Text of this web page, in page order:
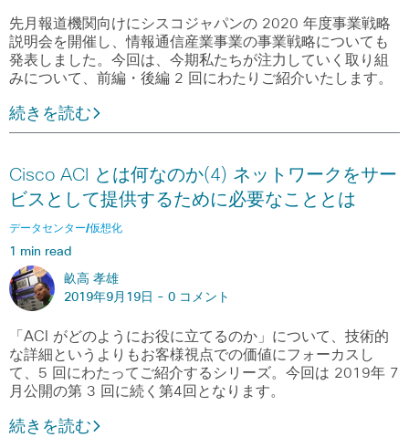
先月報道機関向けにシスコジャパンの 2020 年度事業戦略
説明会を開催し、情報通信産業事業の事業戦略についても
発表しました。今回は、今期私たちが注力していく取り組
みについて、前編・後編 2 回にわたりご紹介いたします。
続きを読む
Cisco ACI とは何なのか(4) ネットワークをサー
ビスとして提供するために必要なこととは
データセンター/仮想化
1 min read
畝高 孝雄
2019年9月19日 - 0 コメント
「ACI がどのようにお役に立てるのか」について、技術的
な詳細というよりもお客様視点での価値にフォーカスし
て、5 回にわたってご紹介するシリーズ。今回は 2019年 7
月公開の第 3 回に続く第4回となります。
続きを読む